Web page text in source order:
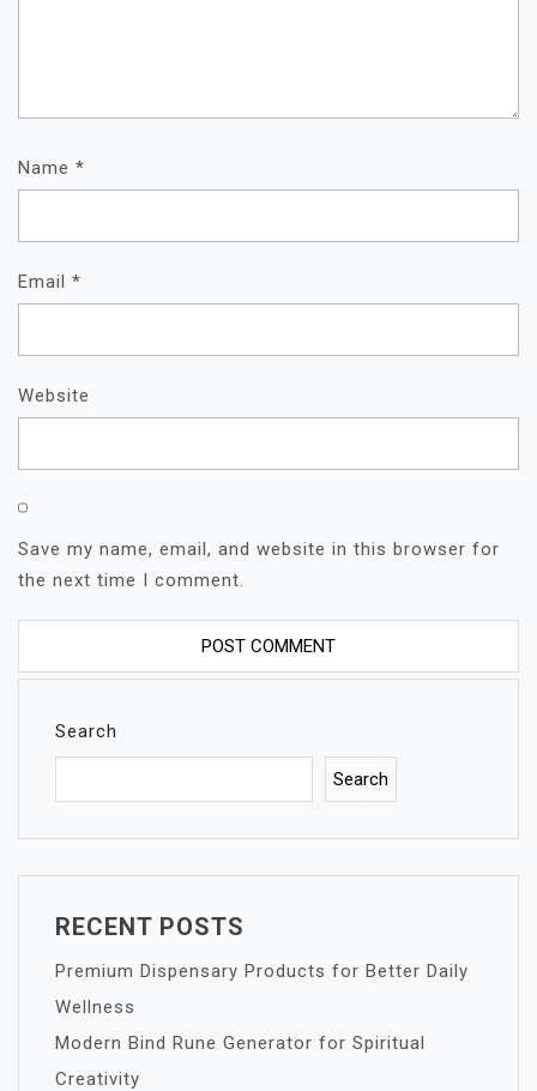
Name *
Email *
Website
Save my name, email, and website in this browser for
the next time I comment.
Search
Search
RECENT POSTS
Premium Dispensary Products for Better Daily
Wellness
Modern Bind Rune Generator for Spiritual
Creativity